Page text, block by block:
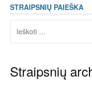
STRAIPSNIŲ PAIEŠKA
Straipsnių